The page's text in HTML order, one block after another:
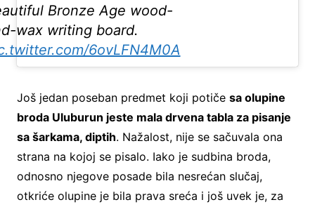
Bronze Age wood-
wax writing board.
6ovLFN4M0A
Još jedan poseban predmet koji potiče sa olupine
broda Uluburun jeste mala drvena tabla za pisanje
sa šarkama, diptih. Nažalost, nije se sačuvala ona
strana na kojoj se pisalo. Iako je sudbina broda,
odnosno njegove posade bila nesrećan slučaj,
otkriće olupine je bila prava sreća i još uvek je, za